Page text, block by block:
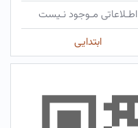
اطـلاعاتی مـوجود نـیست
ابتدایی